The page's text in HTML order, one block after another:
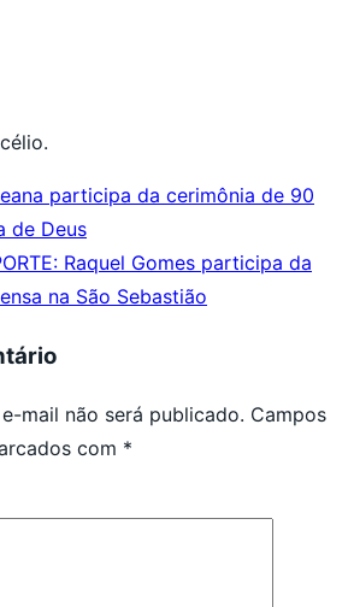
participa da cerimônia de 90
de Deus
Raquel Gomes participa da
na São Sebastião
mail não será publicado. Campos
com *